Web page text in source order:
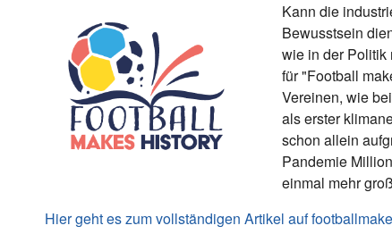
Kann die
Bewusstsein
wie in der Politik
für "Football
Vereinen, wie
als erster
schon allein
Pandemie
einmal mehr
Hier geht es zum vollständigen Artikel auf